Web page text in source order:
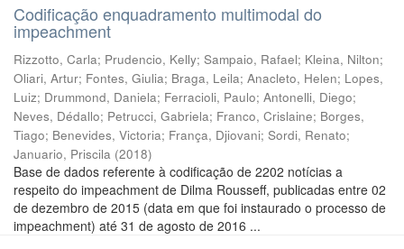
Codificação enquadramento multimodal do
impeachment
Rizzotto, Carla; Prudencio, Kelly; Sampaio, Rafael; Kleina, Nilton;
Oliari, Artur; Fontes, Giulia; Braga, Leila; Anacleto, Helen; Lopes,
Luiz; Drummond, Daniela; Ferracioli, Paulo; Antonelli, Diego;
Neves, Dédallo; Petrucci, Gabriela; Franco, Crislaine; Borges,
Tiago; Benevides, Victoria; França, Djiovani; Sordi, Renato;
Januario, Priscila (2018)
Base de dados referente à codificação de 2202 notícias a
respeito do impeachment de Dilma Rousseff, publicadas entre 02
de dezembro de 2015 (data em que foi instaurado o processo de
impeachment) até 31 de agosto de 2016 ...